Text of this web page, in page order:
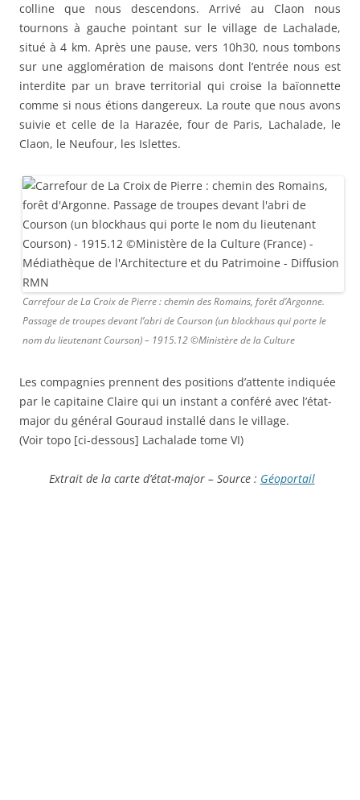
colline que nous descendons. Arrivé au Claon nous
tournons à gauche pointant sur le village de Lachalade,
situé à 4 km. Après une pause, vers 10h30, nous tombons
sur une agglomération de maisons dont l’entrée nous est
interdite par un brave territorial qui croise la baïonnette
comme si nous étions dangereux. La route que nous avons
suivie et celle de la Harazée, four de Paris, Lachalade, le
Claon, le Neufour, les Islettes.
Carrefour de La Croix de Pierre : chemin des Romains, forêt d’Argonne.
Passage de troupes devant l’abri de Courson (un blockhaus qui porte le
nom du lieutenant Courson) – 1915.12 ©Ministère de la Culture
Les compagnies prennent des positions d’attente indiquée
par le capitaine Claire qui un instant a conféré avec l’état-
major du général Gouraud installé dans le village.
(Voir topo [ci-dessous] Lachalade tome VI)
Extrait de la carte d’état-major – Source : Géoportail